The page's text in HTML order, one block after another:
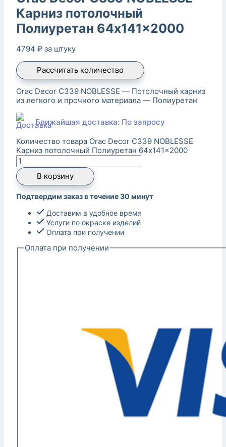
Карниз потолочный
Полиуретан 64x141x2000
4794 ₽ за штуку
Рассчитать количество
Orac Decor C339 NOBLESSЕ — Потолочный карниз
из легкого и прочного материала — Полиуретан
Ближайшая доставка: По запросу
Количество товара Orac Decor C339 NOBLESSE
Карниз потолочный Полиуретан 64x141x2000
В корзину
Подтвердим заказ в течение 30 минут
Доставим в удобное время
Услуги по окраске изделий
Оплата при получении
Оплата при получении